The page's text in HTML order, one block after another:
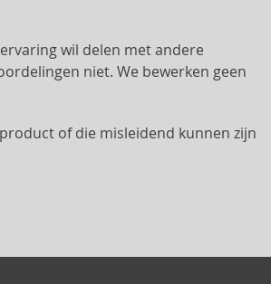
wil delen met andere
niet. We bewerken geen
of die misleidend kunnen zijn